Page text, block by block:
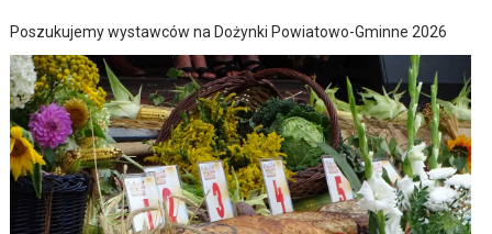
Poszukujemy wystawców na Dożynki Powiatowo-Gminne 2026